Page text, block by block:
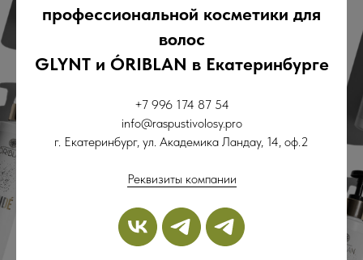
профессиональной косметики для
волос
GLYNT и ÓRIBLAN в Екатеринбурге
+7 996 174 87 54
info@raspustivolosy.pro
г. Екатеринбург, ул. Академика Ландау, 14, оф.2
Реквизиты компании